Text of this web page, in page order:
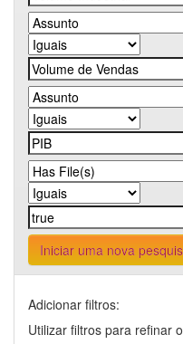
Iniciar uma nova
Adicionar filtros:
Utilizar filtros para refinar